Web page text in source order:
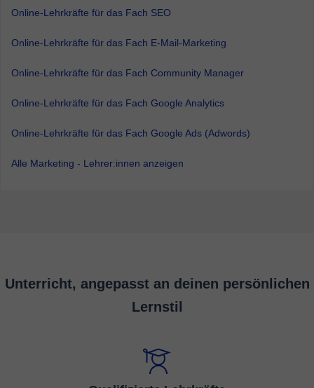
Online-Lehrkräfte für das Fach SEO
Online-Lehrkräfte für das Fach E-Mail-Marketing
Online-Lehrkräfte für das Fach Community Manager
Online-Lehrkräfte für das Fach Google Analytics
Online-Lehrkräfte für das Fach Google Ads (Adwords)
Alle Marketing - Lehrer:innen anzeigen
Unterricht, angepasst an deinen persönlichen
Lernstil